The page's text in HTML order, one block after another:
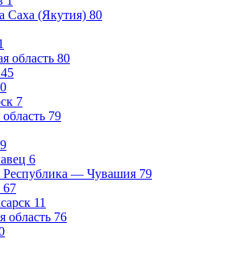
Саха (Якутия) 80
область 80
45
7
79
6
Республика — Чувашия 79
67
11
область 76